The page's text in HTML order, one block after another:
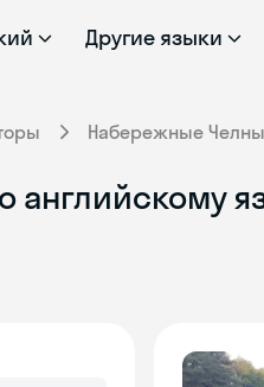
Другие языки
Набережные Челны
английскому